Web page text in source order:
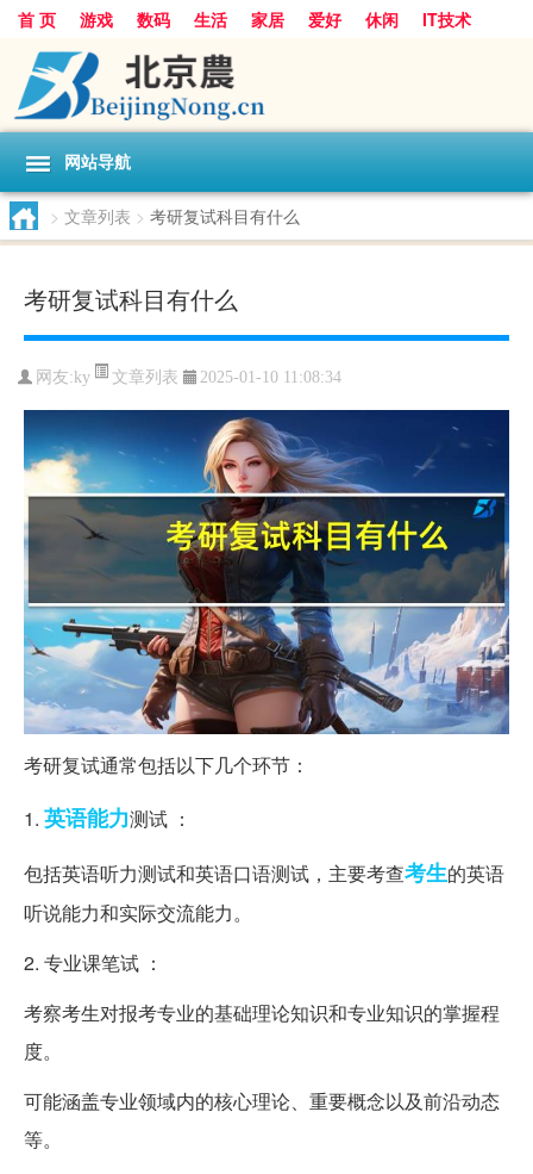
首 页 游戏 数码 生活 家居 爱好 休闲
IT技术
互联网
手机 购物
网站导航
> 文章列表 > 考研复试科目有什么
考研复试科目有什么
网友: ky 文章列表 2025-01-10 11:08:34
考研复试通常包括以下几个环节：
1. 英语能力测试 ：
包括英语听力测试和英语口语测试，主要考查考生的英语
听说能力和实际交流能力。
2. 专业课笔试 ：
考察考生对报考专业的基础理论知识和专业知识的掌握程
度。
可能涵盖专业领域内的核心理论、重要概念以及前沿动态
等。